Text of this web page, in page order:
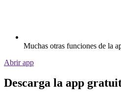
Muchas otras funciones de la
Abrir app
Descarga la app